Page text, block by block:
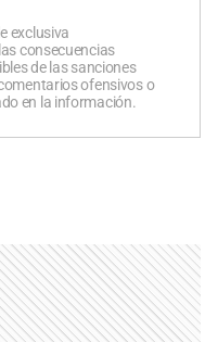
exclusiva
consecuencias
de las sanciones
ofensivos o
en la información.